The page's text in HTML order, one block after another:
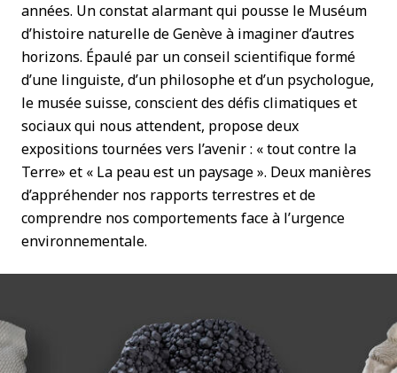
années. Un constat alarmant qui pousse le Muséum
d’histoire naturelle de Genève à imaginer d’autres
horizons. Épaulé par un conseil scientifique formé
d’une linguiste, d’un philosophe et d’un psychologue,
le musée suisse, conscient des défis climatiques et
sociaux qui nous attendent, propose deux
expositions tournées vers l’avenir : « tout contre la
Terre» et « La peau est un paysage ». Deux manières
d’appréhender nos rapports terrestres et de
comprendre nos comportements face à l’urgence
environnementale.